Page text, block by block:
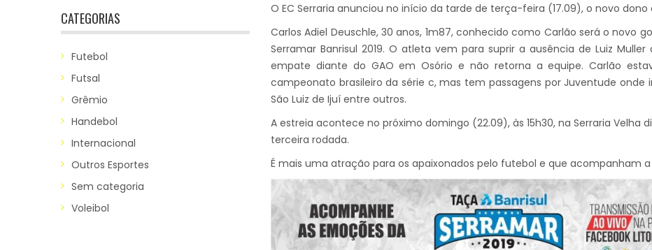
CATEGORIAS
Futebol
Futsal
Grêmio
Handebol
Internacional
Outros Esportes
Sem categoria
Voleibol
O EC Serraria anunciou no início da tarde de terça-feira (17.09), o novo dono
Carlos Adiel Deuschle, 30 anos, 1m87, conhecido como Carlão será o novo
Serramar Banrisul 2019. O atleta vem para suprir a ausência de Luiz
empate diante do GAO em Osório e não retorna a equipe. Carlão
campeonato brasileiro da série c, mas tem passagens por Juventude onde
São Luiz de Ijuí entre outros.
A estreia acontece no próximo domingo (22.09), às 15h30, na Serraria Velha
terceira rodada.
É mais uma atração para os apaixonados pelo futebol e que acompanham a